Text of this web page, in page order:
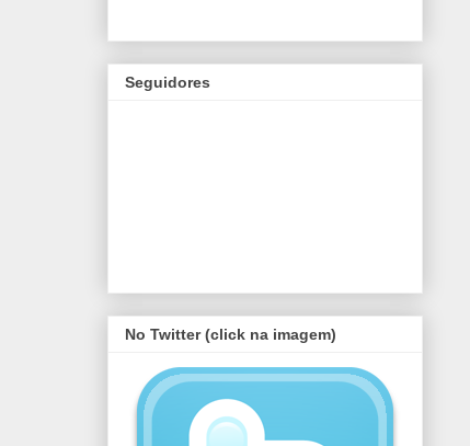
Seguidores
No Twitter (click na imagem)